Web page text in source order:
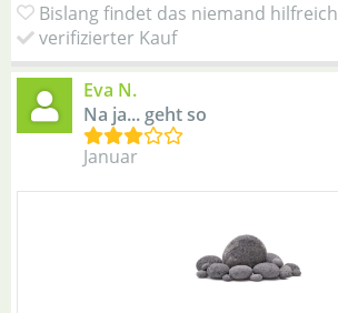
Bislang findet das niemand hilfreich
verifizierter Kauf
Eva N.
Na ja... geht so
Januar